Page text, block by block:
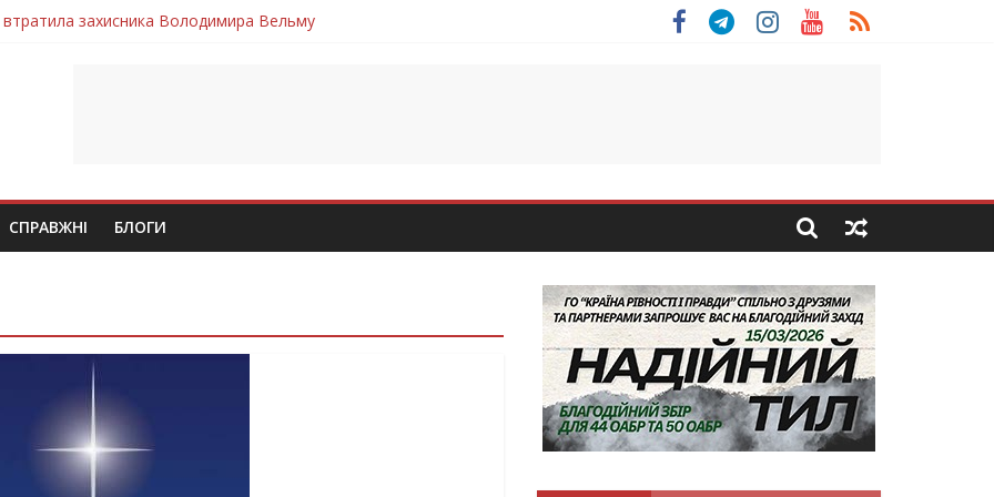
захисника Володимира Вельму
скорботі: на щиті повертається воїн Володимир Паламарчук
бойового завдання загинув захисник Юрій Пушкар з Тернопільщини
молодий захисник Дмитро Березко з Тернопільщини
СПРАВЖНІ БЛОГИ